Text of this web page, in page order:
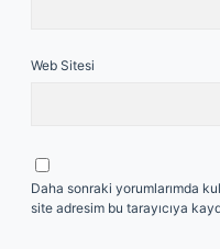
Web Sitesi
Daha sonraki yorumlarımda
site adresim bu tarayıcıya